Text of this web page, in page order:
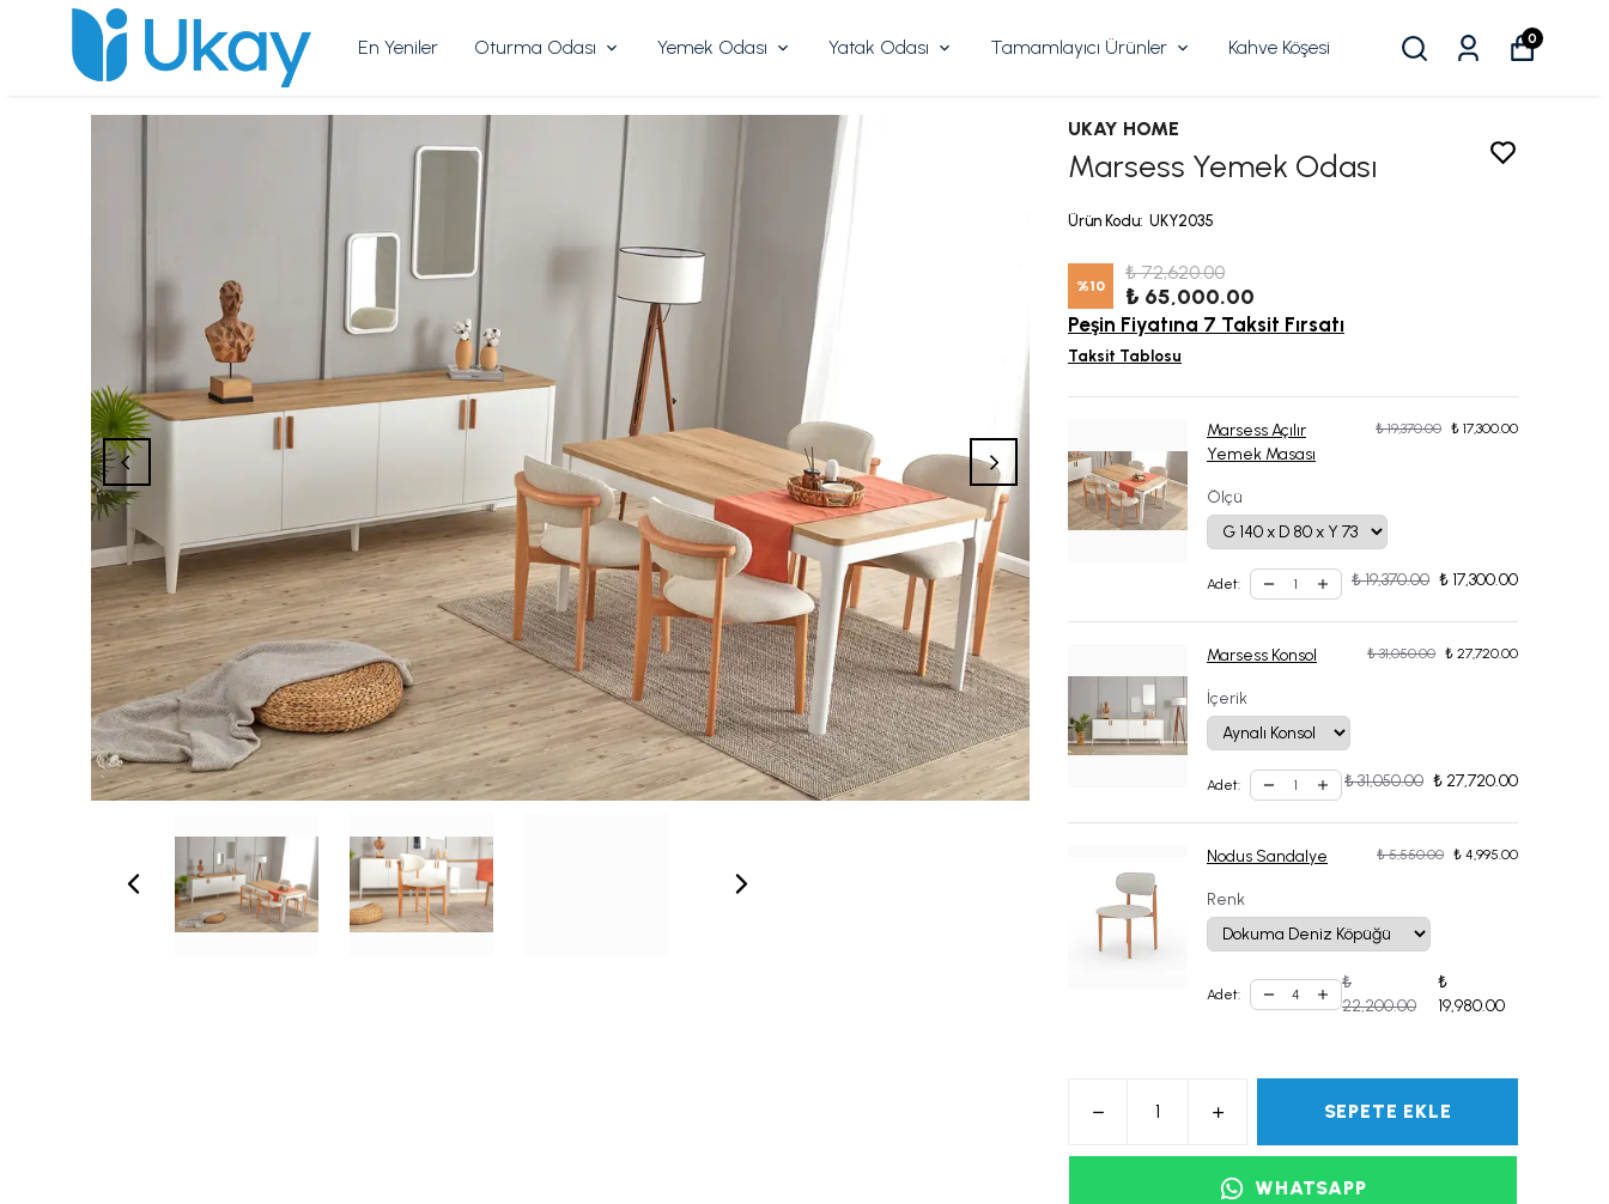
En Yeniler Oturma Odası Yemek Odası Yatak Odası Tamamlayıcı Ürünler Kahve Köşesi 0
UKAY HOME
Marsess Yemek Odası
Ürün Kodu: UKY2035
%10
₺ 72,620.00
₺ 65,000.00
Peşin Fiyatına 7 Taksit Fırsatı
Taksit Tablosu
Marsess Açılır
Yemek Masası
₺ 19,370.00 ₺ 17,300.00
Ölçü
Adet: ₺ 19,370.00 ₺ 17,300.00
Marsess Konsol ₺ 31,050.00 ₺ 27,720.00
İçerik
Adet: ₺ 31,050.00 ₺ 27,720.00
Nodus Sandalye ₺ 5,550.00 ₺ 4,995.00
Renk
Adet:
₺
22,200.00
₺
19,980.00
SEPETE EKLE
WHATSAPP